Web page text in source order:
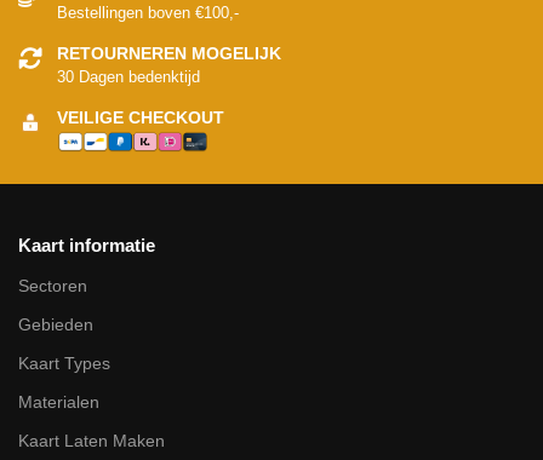
Bestellingen boven €100,-
RETOURNEREN MOGELIJK
30 Dagen bedenktijd
VEILIGE CHECKOUT
Kaart informatie
Sectoren
Gebieden
Kaart Types
Materialen
Kaart Laten Maken